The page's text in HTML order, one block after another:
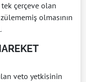
çerçeve olan
olmasının
veto yetkisinin